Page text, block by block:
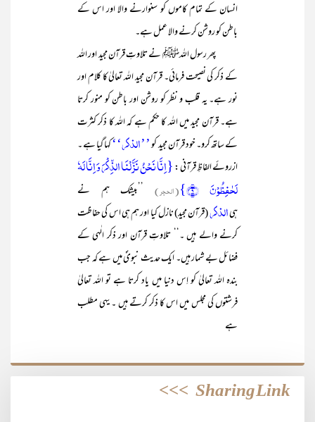
انسان کے تمام کاموں کو سنوارنے والا اور اس کے
باطن کو روشن کرنے والا عمل ہے۔
پھر رسول اللہﷺ نے تلاوتِ قرآن مجید اور اللہ
کے ذکر کی نصیحت فرمائی۔ قرآن مجید اللہ تعالیٰ کا کلام اور
نور ہے۔ یہ قلب و نظر کو روشن اور باطن کو منور کرتا
ہے۔ قرآن مجید میں اللہ کا حکم ہے کہ اللہ کا ذکر کثرت
کے ساتھ کرو۔ خود قرآن مجید کو’’الذکر‘‘کہا گیا ہے ۔
ازروئے الفاظِ قرآنی :{اِنَّا نَحۡنُ نَزَّلۡنَا الذِّکۡرَ وَ اِنَّا لَہٗ
لَحٰفِظُوۡنَ ﴿۹﴾}
(الحجر) ’’بیشک ہم نے
ہیالذکر(قرآن مجید) نازل کیا اور ہم ہی اس کی حفاظت
کرنے والے ہیں ۔‘‘ تلاوتِ قرآن اور ذکر الٰہی کے
فضائل بے شمار ہیں۔ ایک حدیث نبویؐ میں ہے کہ جب
بندہ اللہ تعالیٰ کو اِس دنیا میں یاد کرتا ہے تو اللہ تعالیٰ
فرشتوں کی مجلس میں اس کا ذکر کرتے ہیں ۔ یہی مطلب
ہے
Sharing Link
>>>